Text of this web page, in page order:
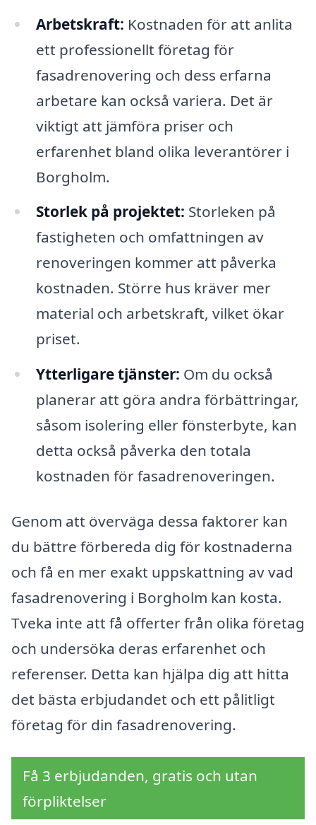
Arbetskraft: Kostnaden för att anlita
ett professionellt företag för
fasadrenovering och dess erfarna
arbetare kan också variera. Det är
viktigt att jämföra priser och
erfarenhet bland olika leverantörer i
Borgholm.
Storlek på projektet: Storleken på
fastigheten och omfattningen av
renoveringen kommer att påverka
kostnaden. Större hus kräver mer
material och arbetskraft, vilket ökar
priset.
Ytterligare tjänster: Om du också
planerar att göra andra förbättringar,
såsom isolering eller fönsterbyte, kan
detta också påverka den totala
kostnaden för fasadrenoveringen.
Genom att överväga dessa faktorer kan
du bättre förbereda dig för kostnaderna
och få en mer exakt uppskattning av vad
fasadrenovering i Borgholm kan kosta.
Tveka inte att få offerter från olika företag
och undersöka deras erfarenhet och
referenser. Detta kan hjälpa dig att hitta
det bästa erbjudandet och ett pålitligt
företag för din fasadrenovering.
Få 3 erbjudanden, gratis och utan
förpliktelser